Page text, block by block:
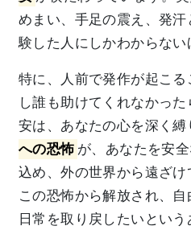
めまい、手足の震え、発
験した人にしかわからない
特に、人前で発作が起こ
し誰も助けてくれなかっ
安は、あなたの心を深く
への恐怖 が、あなたを安
込め、外の世界から遠ざけ
この恐怖から解放され、
日常を取り戻したいとい